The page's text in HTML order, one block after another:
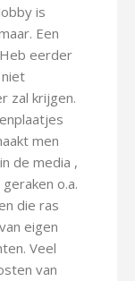
is
Een
eerder
zal krijgen.
men
de media ,
o.a.
die ras
eigen
Veel
van